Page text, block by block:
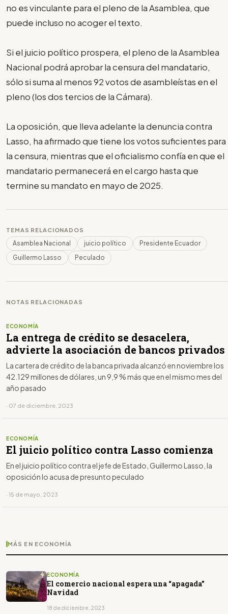
no es vinculante para el pleno de la Asamblea, que
puede incluso no acoger el texto.
Si el juicio político prospera, el pleno de la Asamblea
Nacional podrá aprobar la censura del mandatario,
sólo si suma al menos 92 votos de asambleístas en el
pleno (los dos tercios de la Cámara).
La oposición, que lleva adelante la denuncia contra
Lasso, ha afirmado que tiene los votos suficientes para
la censura, mientras que el oficialismo confía en que el
mandatario permanecerá en el cargo hasta que
termine su mandato en mayo de 2025.
TEMAS RELACIONADOS
Asamblea Nacional juicio político
Presidente Ecuador
Guillermo Lasso
Peculado
NOTAS RELACIONADAS
ECONOMÍA
La entrega de crédito se desacelera,
advierte la asociación de bancos privados
La cartera de crédito de la banca privada alcanzó en noviembre los
42.129 millones de dólares, un 9,9 % más que en el mismo mes del
año pasado
· 07 de diciembre, 2023
ECONOMÍA
El juicio político contra Lasso comienza
En el juicio político contra el jefe de Estado, Guillermo Lasso, la
oposición lo acusa de presunto peculado
· 15 de mayo, 2023
MÁS EN ECONOMÍA
ECONOMÍA
El comercio nacional espera una “apagada”
Navidad
18 de diciembre, 2023